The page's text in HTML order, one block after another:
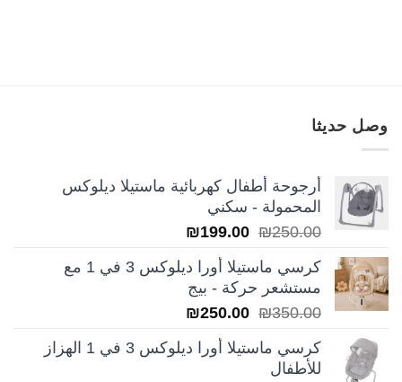
وصل حديثا
أرجوحة أطفال كهربائية ماستيلا ديلوكس
المحمولة - سكني
₪250.00
السعر
هو:
₪250.00.
₪199.00
هو:
كرسي ماستيلا أورا ديلوكس 3 في 1 مع
مستشعر حركة - بيج
₪350.00
السعر
هو:
₪250.00
هو:
كرسي ماستيلا أورا ديلوكس 3 في 1 الهزاز
للأطفال